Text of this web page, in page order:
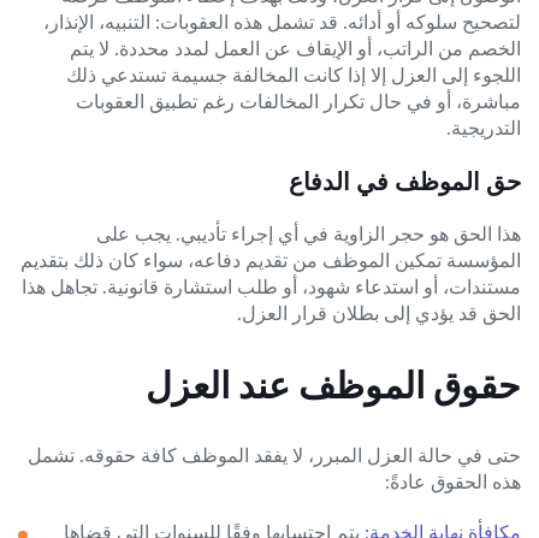
لتصحيح سلوكه أو أدائه. قد تشمل هذه العقوبات: التنبيه، الإنذار،
الخصم من الراتب، أو الإيقاف عن العمل لمدد محددة. لا يتم
اللجوء إلى العزل إلا إذا كانت المخالفة جسيمة تستدعي ذلك
مباشرة، أو في حال تكرار المخالفات رغم تطبيق العقوبات
التدريجية.
حق الموظف في الدفاع
هذا الحق هو حجر الزاوية في أي إجراء تأديبي. يجب على
المؤسسة تمكين الموظف من تقديم دفاعه، سواء كان ذلك بتقديم
مستندات، أو استدعاء شهود، أو طلب استشارة قانونية. تجاهل هذا
الحق قد يؤدي إلى بطلان قرار العزل.
حقوق الموظف عند العزل
حتى في حالة العزل المبرر، لا يفقد الموظف كافة حقوقه. تشمل
هذه الحقوق عادةً:
مكافأة نهاية الخدمة: يتم احتسابها وفقًا للسنوات التي قضاها